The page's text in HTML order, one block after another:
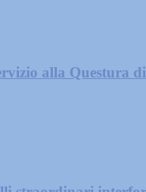
alla Questura